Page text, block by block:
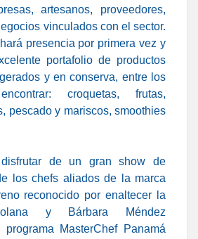
artesanos, proveedores,
vinculados con el sector.
presencia por primera vez y
portafolio de productos
y en conserva, entre los
croquetas, frutas,
pescado y mariscos, smoothies
de un gran show de
los chefs aliados de la marca
reconocido por enaltecer la
y Bárbara Méndez
MasterChef Panamá